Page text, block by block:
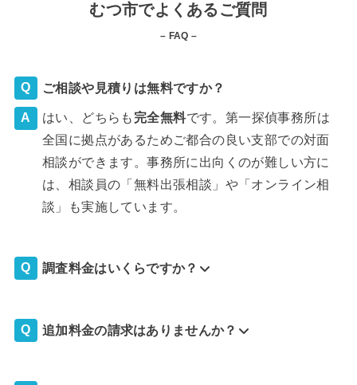
むつ市でよくあるご質問
– FAQ –
ご相談や見積りは無料ですか？
はい、どちらも 完全無料です。第一探偵事務所は
全国に拠点があるためご都合の良い支部での対面
相談ができます。事務所に出向くのが難しい方に
は、相談員の「無料出張相談」や「オンライン相
談」も実施しています。
調査料金はいくらですか？
追加料金の請求はありませんか？